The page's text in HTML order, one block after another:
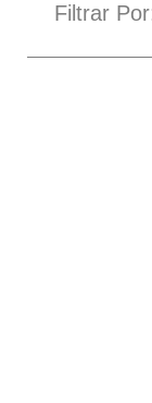
Filtrar